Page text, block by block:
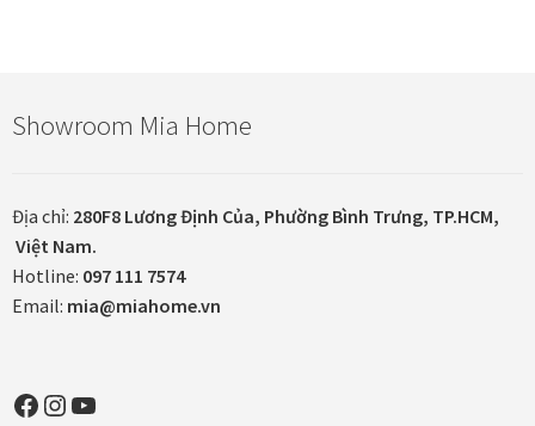
Showroom Mia Home
Địa chỉ: 280F8 Lương Định Của, Phường Bình Trưng, TP.HCM,
Việt Nam.
Hotline: 097 111 7574
Email: mia@miahome.vn
Facebook
Instagram
YouTube